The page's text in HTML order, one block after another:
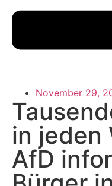
November 29,
in jeden
AfD